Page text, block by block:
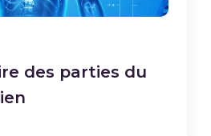
des parties du